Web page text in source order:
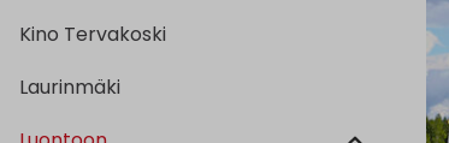
Kino Tervakoski
Laurinmäki